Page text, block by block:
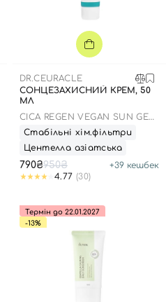
DR.CEURACLE
СОНЦЕЗАХИСНИЙ КРЕМ, 50
МЛ
СICA REGEN VEGAN SUN GEL
SPF50+ PA++++
Стабільні хім.фільтри
Центелла азіатська
790₴950₴ +39 кешбек
4.77 (30)
Термін до 22.01.2027
-13%